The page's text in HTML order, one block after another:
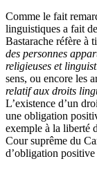
Comme le fait
linguistiques a fait
Bastarache réfère à
des personnes
religieuses et
sens, ou encore les
relatif aux droits
L’existence d’un
une obligation
exemple à la liberté
Cour suprême du
d’obligation